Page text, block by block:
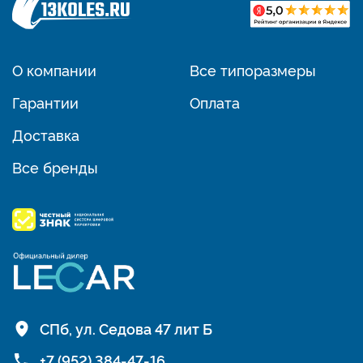
О компании
Гарантии
Доставка
Все бренды
Все типоразмеры
Оплата
СПб, ул. Седова 47 лит Б